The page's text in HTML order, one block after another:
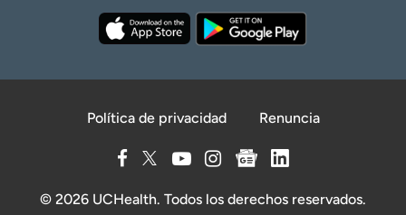
Política de privacidad Renuncia
© 2026 UCHealth. Todos los derechos reservados.